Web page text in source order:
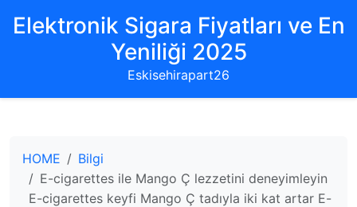
Elektronik Sigara Fiyatları ve En
Yeniliği 2025
Eskisehirapart26
HOME
Bilgi
E-cigarettes ile Mango Ç lezzetini deneyimleyin
E-cigarettes keyfi Mango Ç tadıyla iki kat artar E-